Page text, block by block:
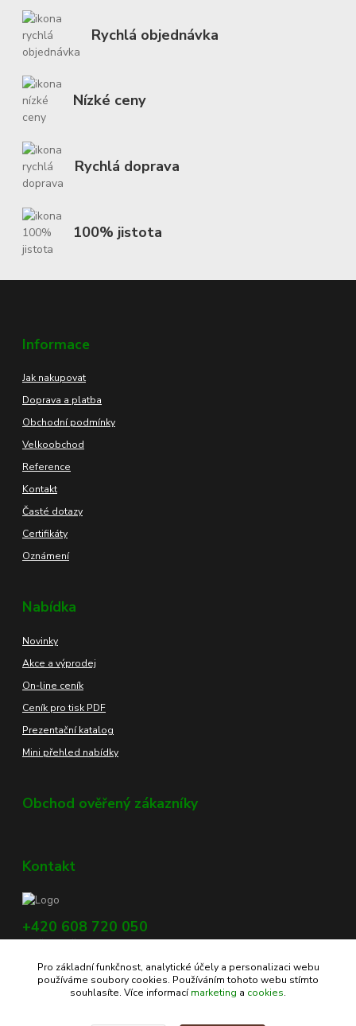
Rychlá objednávka
Nízké ceny
Rychlá doprava
100% jistota
Informace
Jak nakupovat
Doprava a platba
Obchodní podmínky
Velkoobchod
Reference
Kontakt
Časté dotazy
Certifikáty
Oznámení
Nabídka
Novinky
Akce a výprodej
On-line ceník
Ceník pro tisk PDF
Prezentační katalog
Mini přehled nabídky
Obchod ověřený zákazníky
Kontakt
+420 608 720 050
Využijte náš chat, vpravo dole na obrazovce.
info@profikoreni.cz
Pro základní funkčnost, analytické účely a personalizaci webu
používáme soubory cookies. Používáním tohoto webu stímto
souhlasíte. Více informacímarketing a cookies.